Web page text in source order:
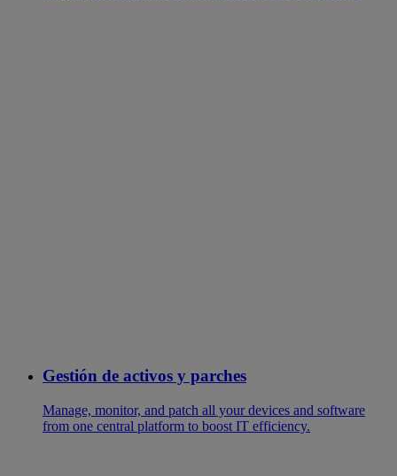
Gestión de activos y parches
Manage, monitor, and patch all your devices and software
from one central platform to boost IT efficiency.